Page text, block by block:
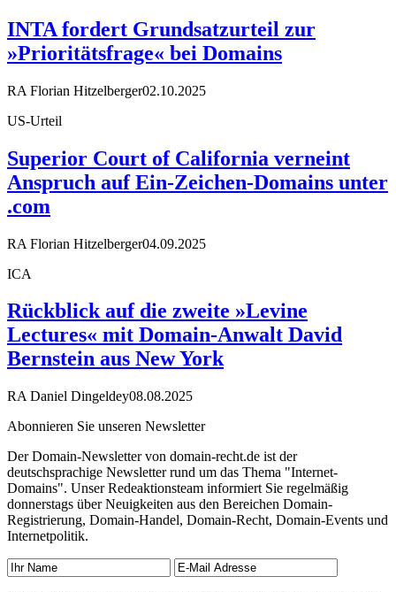
INTA fordert Grundsatzurteil zur
»Prioritätsfrage« bei Domains
RA Florian Hitzelberger02.10.2025
US-Urteil
Superior Court of California verneint
Anspruch auf Ein-Zeichen-Domains unter
.com
RA Florian Hitzelberger04.09.2025
ICA
Rückblick auf die zweite »Levine
Lectures« mit Domain-Anwalt David
Bernstein aus New York
RA Daniel Dingeldey08.08.2025
Abonnieren Sie unseren Newsletter
Der Domain-Newsletter von domain-recht.de ist der
deutschsprachige Newsletter rund um das Thema "Internet-
Domains". Unser Redeaktionsteam informiert Sie regelmäßig
donnerstags über Neuigkeiten aus den Bereichen Domain-
Registrierung, Domain-Handel, Domain-Recht, Domain-Events und
Internetpolitik.